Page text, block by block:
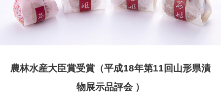
農林水産大臣賞受賞（平成18年第11回山形県漬
物展示品評会 ）